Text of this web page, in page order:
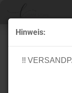
Hinweis:
!!
Cuff me - Bio
Hamburger